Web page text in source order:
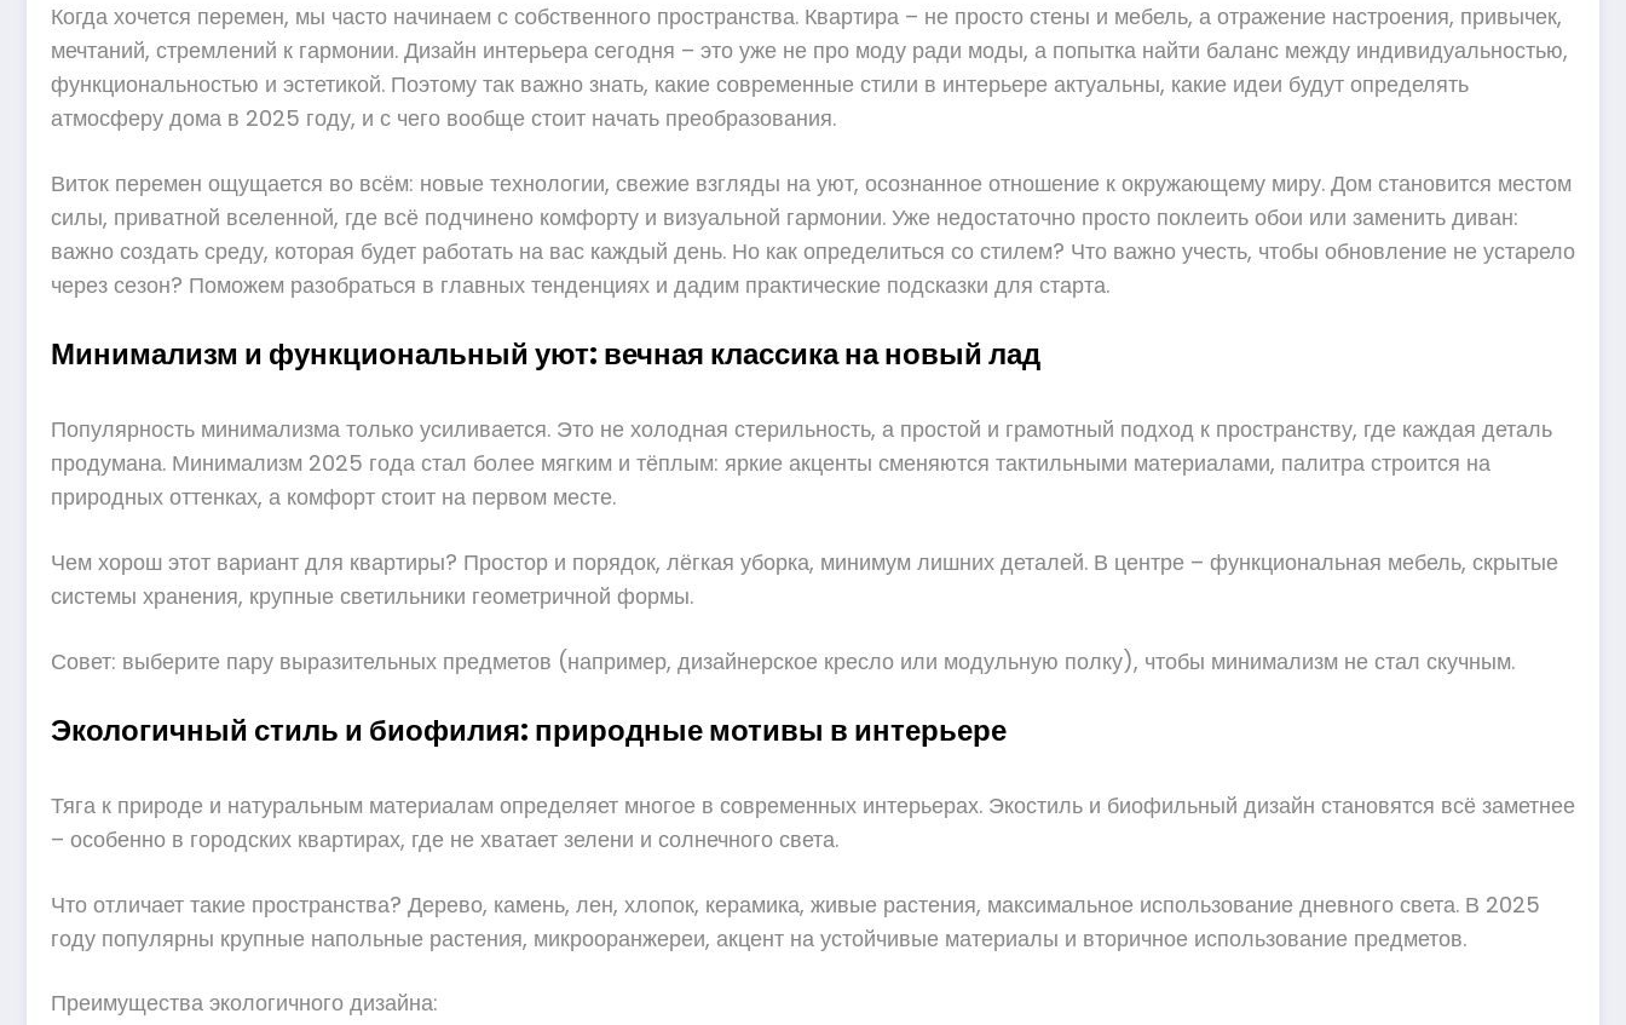
Когда хочется перемен, мы часто начинаем с собственного пространства. Квартира – не просто стены и мебель, а отражение настроения, привычек,
мечтаний, стремлений к гармонии. Дизайн интерьера сегодня – это уже не про моду ради моды, а попытка найти баланс между индивидуальностью,
функциональностью и эстетикой. Поэтому так важно знать, какие современные стили в интерьере актуальны, какие идеи будут определять
атмосферу дома в 2025 году, и с чего вообще стоит начать преобразования.
Виток перемен ощущается во всём: новые технологии, свежие взгляды на уют, осознанное отношение к окружающему миру. Дом становится местом
силы, приватной вселенной, где всё подчинено комфорту и визуальной гармонии. Уже недостаточно просто поклеить обои или заменить диван:
важно создать среду, которая будет работать на вас каждый день. Но как определиться со стилем? Что важно учесть, чтобы обновление не устарело
через сезон? Поможем разобраться в главных тенденциях и дадим практические подсказки для старта.
Минимализм и функциональный уют: вечная классика на новый лад
Популярность минимализма только усиливается. Это не холодная стерильность, а простой и грамотный подход к пространству, где каждая деталь
продумана. Минимализм 2025 года стал более мягким и тёплым: яркие акценты сменяются тактильными материалами, палитра строится на
природных оттенках, а комфорт стоит на первом месте.
Чем хорош этот вариант для квартиры? Простор и порядок, лёгкая уборка, минимум лишних деталей. В центре – функциональная мебель, скрытые
системы хранения, крупные светильники геометричной формы.
Совет: выберите пару выразительных предметов (например, дизайнерское кресло или модульную полку), чтобы минимализм не стал скучным.
Экологичный стиль и биофилия: природные мотивы в интерьере
Тяга к природе и натуральным материалам определяет многое в современных интерьерах. Экостиль и биофильный дизайн становятся всё заметнее
– особенно в городских квартирах, где не хватает зелени и солнечного света.
Что отличает такие пространства? Дерево, камень, лен, хлопок, керамика, живые растения, максимальное использование дневного света. В 2025
году популярны крупные напольные растения, микрооранжереи, акцент на устойчивые материалы и вторичное использование предметов.
Преимущества экологичного дизайна: